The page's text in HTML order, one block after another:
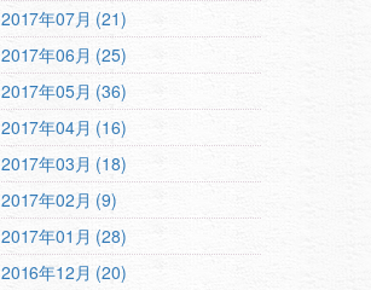
2017年07月 (21)
2017年06月 (25)
2017年05月 (36)
2017年04月 (16)
2017年03月 (18)
2017年02月 (9)
2017年01月 (28)
2016年12月 (20)